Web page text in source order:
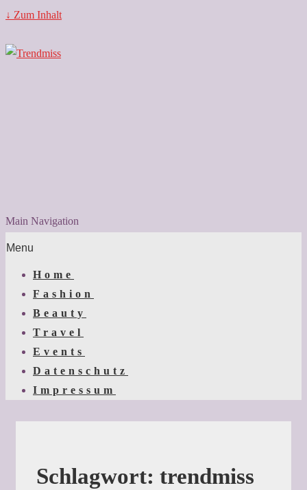
↓ Zum Inhalt
Main Navigation
Menu
Home
Fashion
Beauty
Travel
Events
Datenschutz
Impressum
Schlagwort: trendmiss